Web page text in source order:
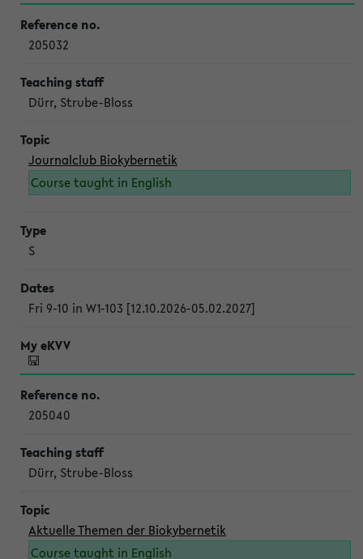
205032
Dürr, Strube-Bloss
Journalclub Biokybernetik
Course taught in English
S
Fri 9-10 in W1-103 [12.10.2026-05.02.2027]
205040
Dürr, Strube-Bloss
Aktuelle Themen der Biokybernetik
Course taught in English